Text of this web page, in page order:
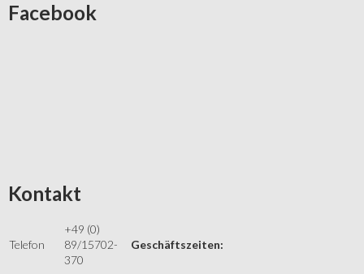
Facebook
Kontakt
Telefon
+49 (0)
89/15702-
370
Geschäftszeiten: